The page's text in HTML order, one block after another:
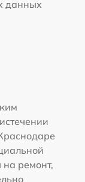
данных
ремонт,